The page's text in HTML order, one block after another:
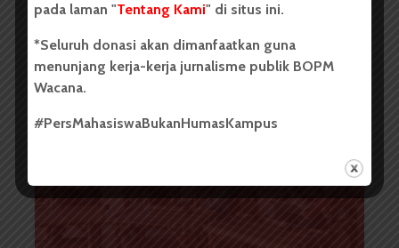
Berita Kota
pada laman "Tentang Kami" di situs ini.
*Seluruh donasi akan dimanfaatkan guna
menunjang kerja-kerja jurnalisme publik BOPM
Wacana.
#PersMahasiswaBukanHumasKampus